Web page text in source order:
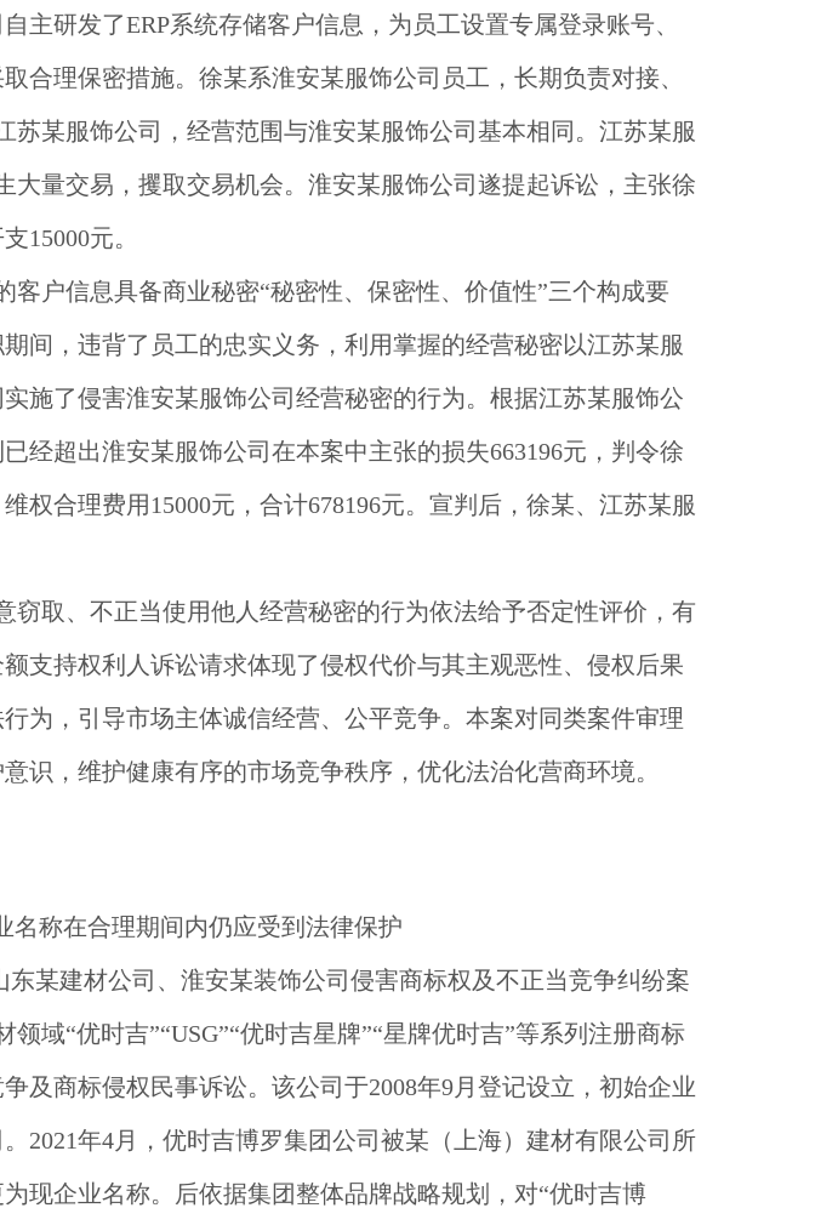
研发了ERP系统存储客户信息，为员工设置专属登录账号、
合理保密措施。徐某系淮安某服饰公司员工，长期负责对接、
某服饰公司，经营范围与淮安某服饰公司基本相同。江苏某服
量交易，攫取交易机会。淮安某服饰公司遂提起诉讼，主张徐
15000元。
户信息具备商业秘密“秘密性、保密性、价值性”三个构成要
间，违背了员工的忠实义务，利用掌握的经营秘密以江苏某服
施了侵害淮安某服饰公司经营秘密的行为。根据江苏某服饰公
经超出淮安某服饰公司在本案中主张的损失663196元，判令徐
权合理费用15000元，合计678196元。宣判后，徐某、江苏某服
窃取、不正当使用他人经营秘密的行为依法给予否定性评价，有
支持权利人诉讼请求体现了侵权代价与其主观恶性、侵权后果
为，引导市场主体诚信经营、公平竞争。本案对同类案件审理
识，维护健康有序的市场竞争秩序，优化法治化营商环境。
名称在合理期间内仍应受到法律保护
某建材公司、淮安某装饰公司侵害商标权及不正当竞争纠纷案
域“优时吉”“USG”“优时吉星牌”“星牌优时吉”等系列注册商标
及商标侵权民事诉讼。该公司于2008年9月登记设立，初始企业
2021年4月，优时吉博罗集团公司被某（上海）建材有限公司所
现企业名称。后依据集团整体品牌战略规划，对“优时吉博